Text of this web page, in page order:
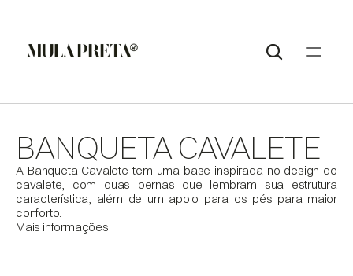
BANQUETA CAVALETE
A Banqueta Cavalete tem uma base inspirada no design do
cavalete, com duas pernas que lembram sua estrutura
característica, além de um apoio para os pés para maior
conforto.
Mais informações